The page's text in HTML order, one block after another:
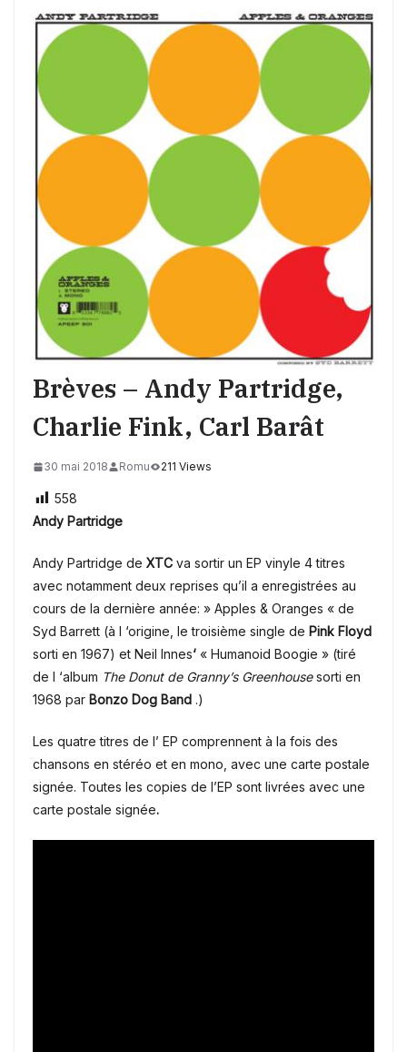
Brèves – Andy Partridge,
Charlie Fink, Carl Barât
30 mai 2018 Romu 211 Views
558
Andy Partridge
Andy Partridge de XTC va sortir un EP vinyle 4 titres
avec notamment deux reprises qu’il a enregistrées au
cours de la dernière année: » Apples & Oranges « de
Syd Barrett (à l ‘origine, le troisième single de Pink Floyd
sorti en 1967) et Neil Innes‘ « Humanoid Boogie » (tiré
de l ‘album The Donut de Granny’s Greenhousesorti en
1968 par Bonzo Dog Band .)
Les quatre titres de l’ EP comprennent à la fois des
chansons en stéréo et en mono, avec une carte postale
signée. Toutes les copies de l’EP sont livrées avec une
carte postale signée.